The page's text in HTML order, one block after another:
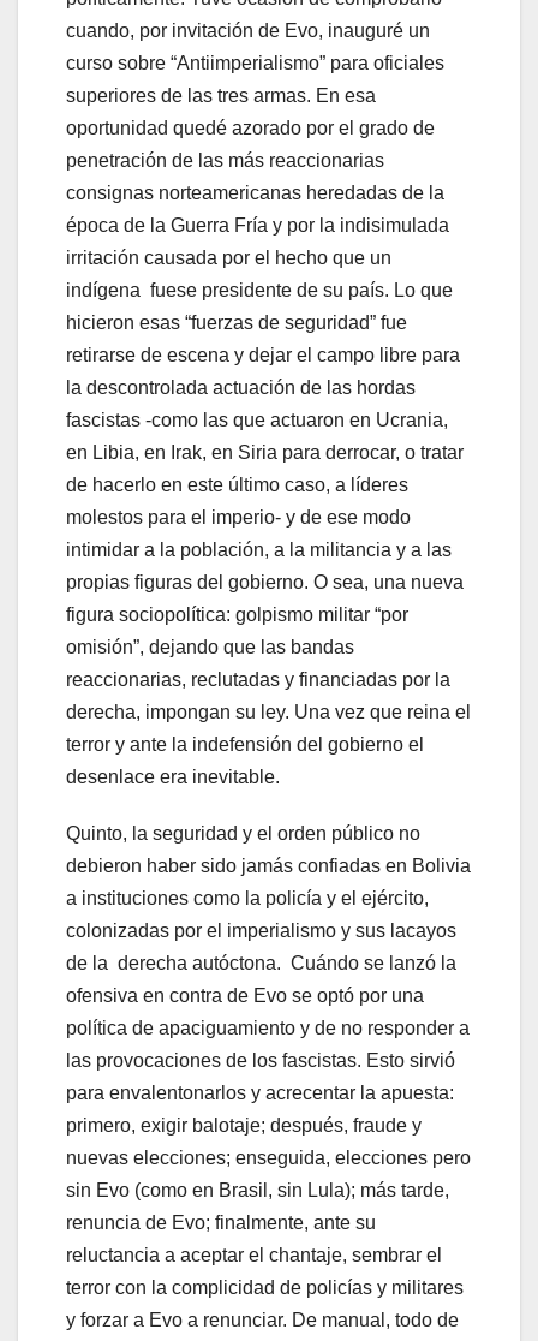
cuando, por invitación de Evo, inauguré un
curso sobre “Antiimperialismo” para oficiales
superiores de las tres armas. En esa
oportunidad quedé azorado por el grado de
penetración de las más reaccionarias
consignas norteamericanas heredadas de la
época de la Guerra Fría y por la indisimulada
irritación causada por el hecho que un
indígena fuese presidente de su país. Lo que
hicieron esas “fuerzas de seguridad” fue
retirarse de escena y dejar el campo libre para
la descontrolada actuación de las hordas
fascistas -como las que actuaron en Ucrania,
en Libia, en Irak, en Siria para derrocar, o tratar
de hacerlo en este último caso, a líderes
molestos para el imperio- y de ese modo
intimidar a la población, a la militancia y a las
propias figuras del gobierno. O sea, una nueva
figura sociopolítica: golpismo militar “por
omisión”, dejando que las bandas
reaccionarias, reclutadas y financiadas por la
derecha, impongan su ley. Una vez que reina el
terror y ante la indefensión del gobierno el
desenlace era inevitable.
Quinto, la seguridad y el orden público no
debieron haber sido jamás confiadas en Bolivia
a instituciones como la policía y el ejército,
colonizadas por el imperialismo y sus lacayos
de la derecha autóctona. Cuándo se lanzó la
ofensiva en contra de Evo se optó por una
política de apaciguamiento y de no responder a
las provocaciones de los fascistas. Esto sirvió
para envalentonarlos y acrecentar la apuesta:
primero, exigir balotaje; después, fraude y
nuevas elecciones; enseguida, elecciones pero
sin Evo (como en Brasil, sin Lula); más tarde,
renuncia de Evo; finalmente, ante su
reluctancia a aceptar el chantaje, sembrar el
terror con la complicidad de policías y militares
y forzar a Evo a renunciar. De manual, todo de